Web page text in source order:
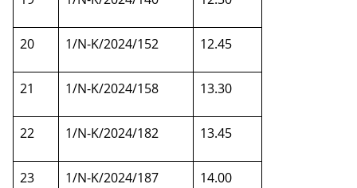
20 1/N-K/2024/152 12.45
21 1/N-K/2024/158 13.30
22 1/N-K/2024/182 13.45
23 1/N-K/2024/187 14.00